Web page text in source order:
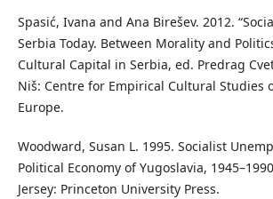
Spasić, Ivana and Ana Birešev. 2012.
Serbia Today. Between Morality and
Cultural Capital in Serbia, ed. Predrag
Niš: Centre for Empirical Cultural Studies
Europe.
Woodward, Susan L. 1995. Socialist
Political Economy of Yugoslavia,
Jersey: Princeton University Press.